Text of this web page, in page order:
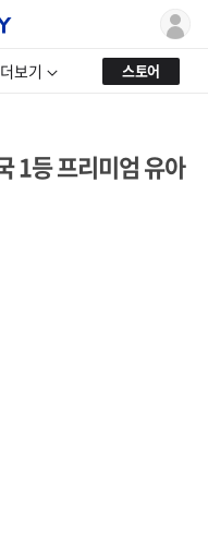
더보기 스토어
1등 프리미엄 유아